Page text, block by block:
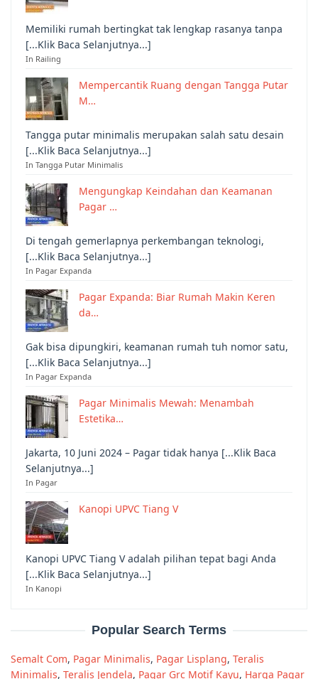
Memiliki rumah bertingkat tak lengkap rasanya tanpa
[...Klik Baca Selanjutnya...]
In Railing
Mempercantik Ruang dengan Tangga Putar
M…
Tangga putar minimalis merupakan salah satu desain
[...Klik Baca Selanjutnya...]
In Tangga Putar Minimalis
Mengungkap Keindahan dan Keamanan
Pagar …
Di tengah gemerlapnya perkembangan teknologi,
[...Klik Baca Selanjutnya...]
In Pagar Expanda
Pagar Expanda: Biar Rumah Makin Keren
da…
Gak bisa dipungkiri, keamanan rumah tuh nomor satu,
[...Klik Baca Selanjutnya...]
In Pagar Expanda
Pagar Minimalis Mewah: Menambah
Estetika…
Jakarta, 10 Juni 2024 – Pagar tidak hanya [...Klik Baca
Selanjutnya...]
In Pagar
Kanopi UPVC Tiang V
Kanopi UPVC Tiang V adalah pilihan tepat bagi Anda
[...Klik Baca Selanjutnya...]
In Kanopi
Popular Search Terms
Semalt Com, Pagar Minimalis, Pagar Lisplang, Teralis
Minimalis, Teralis Jendela, Pagar Grc Motif Kayu, Harga Pagar